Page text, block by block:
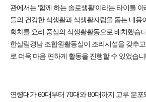
관에서는 ‘함께 하는 솔로생활’이라는 타이틀
들의 건강한 식생활과 식생활자립을 돕는 내용
회차를 요리 중심의 식생활활동으로 배치했습
한살림경남 조합원활동실이 조리시설을 갖추
로 더욱 마음 편하게 활동을 진행할 수 있었습니
연령대가 60대부터 70대와 80대까지 고루 분